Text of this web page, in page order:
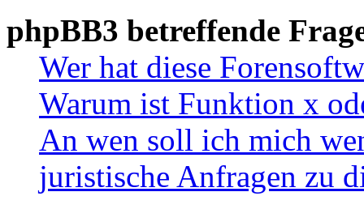
phpBB3 betreffende
Wer hat diese
Warum ist Funktion x
An wen soll ich mich
juristische Anfragen zu